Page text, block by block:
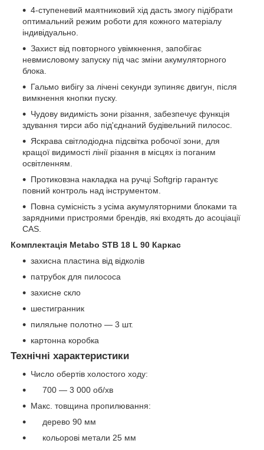
4-ступеневий маятниковий хід дасть змогу підібрати
оптимальний режим роботи для кожного матеріалу
індивідуально.
Захист від повторного увімкнення, запобігає
невмисловому запуску під час зміни акумуляторного
блока.
Гальмо вибігу за лічені секунди зупиняє двигун, після
вимкнення кнопки пуску.
Чудову видимість зони різання, забезпечує функція
здування тирси або під'єднаний будівельний пилосос.
Яскрава світлодіодна підсвітка робочої зони, для
кращої видимості лінії різання в місцях із поганим
освітленням.
Протиковзна накладка на ручці Softgrip гарантує
повний контроль над інструментом.
Повна сумісність з усіма акумуляторними блоками та
зарядними пристроями брендів, які входять до асоціації
CAS.
Комплектація Metabo STB 18 L 90 Каркас
захисна пластина від відколів
патрубок для пилососа
захисне скло
шестигранник
пиляльне полотно — 3 шт.
картонна коробка
Технічні характеристики
Число обертів холостого ходу:
700 — 3 000 об/хв
Макс. товщина пропилювання:
дерево 90 мм
кольорові метали 25 мм